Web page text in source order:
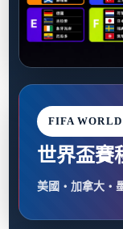
FIFA WORLD
世界盃賽
美國・加拿大・